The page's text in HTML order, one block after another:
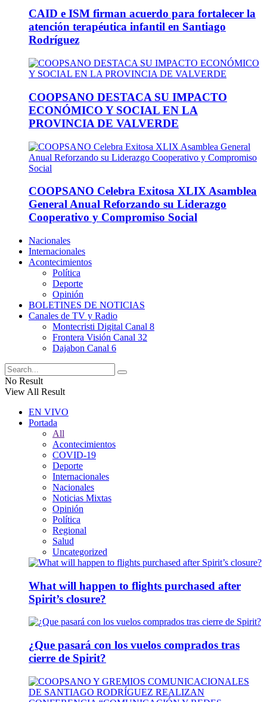
CAID e ISM firman acuerdo para fortalecer la
atención terapéutica infantil en Santiago
Rodríguez
COOPSANO DESTACA SU IMPACTO
ECONÓMICO Y SOCIAL EN LA
PROVINCIA DE VALVERDE
COOPSANO Celebra Exitosa XLIX Asamblea
General Anual Reforzando su Liderazgo
Cooperativo y Compromiso Social
Nacionales
Internacionales
Acontecimientos
Política
Deporte
Opinión
BOLETINES DE NOTICIAS
Canales de TV y Radio
Montecristi Digital Canal 8
Frontera Visión Canal 32
Dajabon Canal 6
No Result
View All Result
EN VIVO
Portada
All
Acontecimientos
COVID-19
Deporte
Internacionales
Nacionales
Noticias Mixtas
Opinión
Política
Regional
Salud
Uncategorized
What will happen to flights purchased after
Spirit’s closure?
¿Que pasará con los vuelos comprados tras
cierre de Spirit?